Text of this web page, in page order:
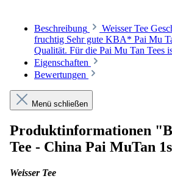
Beschreibung
Weisser Tee
fruchtig Sehr gute KBA* Pai Mu
Qualität. Für die Pai Mu Tan Tees
Eigenschaften
Bewertungen
Menü schließen
Produktinformationen
Tee - China Pai MuTan
Weisser Tee